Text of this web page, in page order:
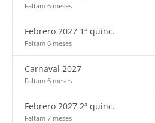
Faltam 6 meses
Febrero 2027 1ª quinc.
Faltam 6 meses
Carnaval 2027
Faltam 6 meses
Febrero 2027 2ª quinc.
Faltam 7 meses